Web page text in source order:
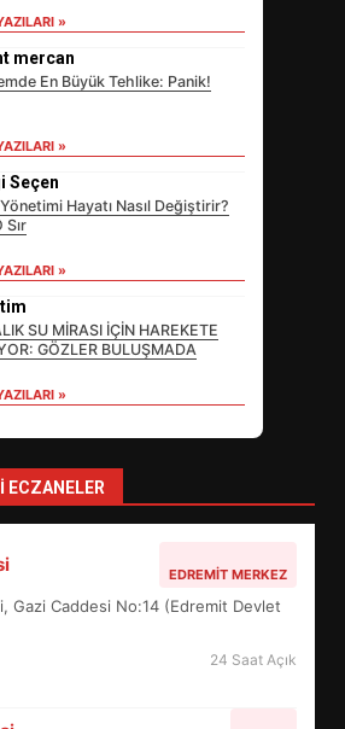
»
mercan
En Büyük Tehlike: Panik!
»
Seçen
Hayatı Nasıl Değiştirir?
Sır
»
SU MİRASI İÇİN HAREKETE
GÖZLER BULUŞMADA
»
ECZANELER
EDREMIT MERKEZ
Gazi Caddesi No:14 (Edremit Devlet
24 Saat Açık
NE
MÜZELERİNDE SÜRE
NE DEĞİŞTİ?